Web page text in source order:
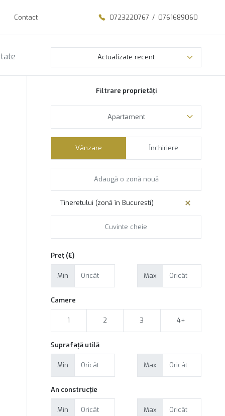
Contact 0723220767 / 0761689060
Actualizate recent
Filtrare proprietăți
Apartament
Vânzare Închiriere
Tineretului (zonă în Bucuresti)
Preț (€)
Min Max
Camere
1 2 3 4+
Suprafață utilă
Min Max
An construcție
Min Max